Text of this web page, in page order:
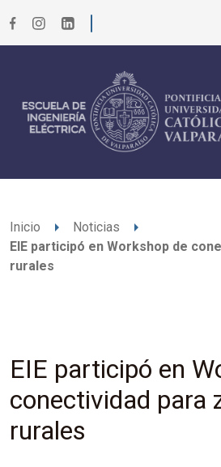
Inicio arrow_right Noticias arrow_right
EIE participó en Workshop de
rurales
EIE participó en
conectividad para
rurales